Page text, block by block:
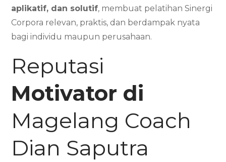
aplikatif, dan solutif, membuat pelatihan Sinergi
Corpora relevan, praktis, dan berdampak nyata
bagi individu maupun perusahaan.
Reputasi
Motivator di
Magelang Coach
Dian Saputra